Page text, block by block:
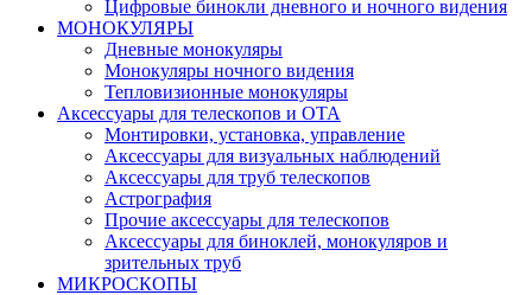
Цифровые бинокли дневного и ночного видения
МОНОКУЛЯРЫ
Дневные монокуляры
Монокуляры ночного видения
Тепловизионные монокуляры
Аксессуары для телескопов и ОТА
Монтировки, установка, управление
Аксессуары для визуальных наблюдений
Аксессуары для труб телескопов
Астрография
Прочие аксессуары для телескопов
Аксессуары для биноклей, монокуляров и
зрительных труб
МИКРОСКОПЫ